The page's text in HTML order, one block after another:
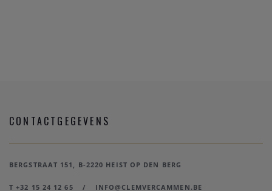
CONTACTGEGEVENS
BERGSTRAAT 151, B-2220 HEIST OP DEN BERG
T +32 15 24 12 65 /
INFO@CLEMVERCAMMEN.BE